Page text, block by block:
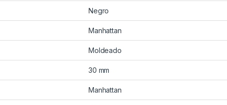
Negro
Manhattan
Moldeado
30 mm
Manhattan